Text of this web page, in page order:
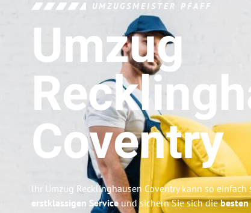
UMZUGSMEISTER PFAFF
Umzug
Coventry
Ihr Umzug Recklinghausen Coventry kann so
erstklassigen Serviceund sichern Sie sich diebesten